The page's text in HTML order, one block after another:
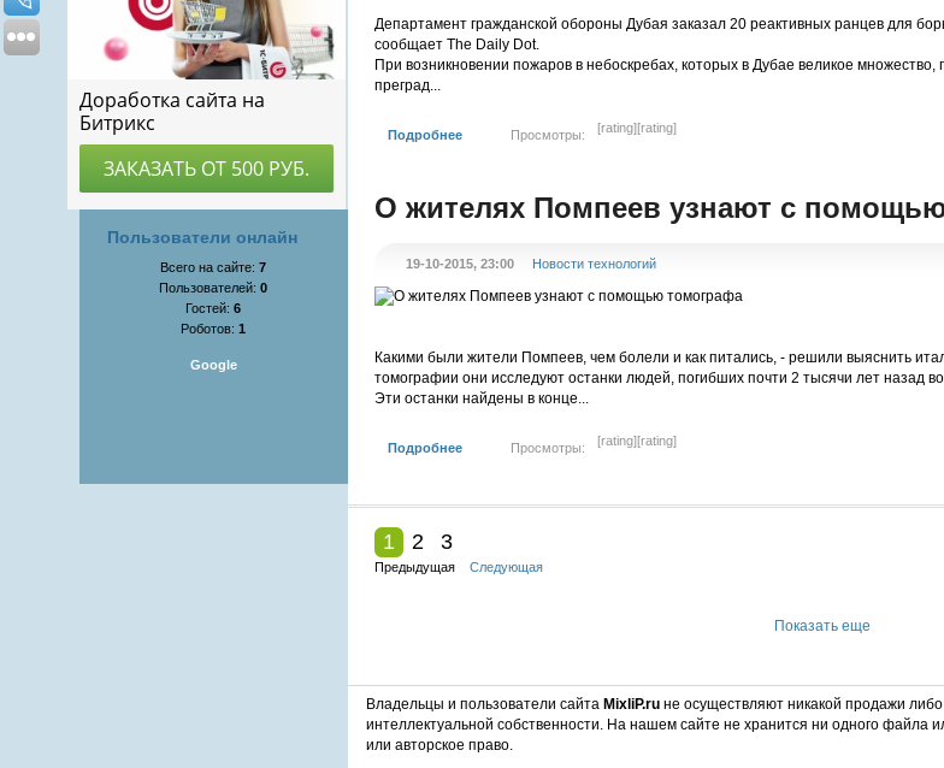
Департамент гражданской обороны Дубая заказал 20 реактивных ранцев для
сообщает The Daily Dot.
При возникновении пожаров в небоскребах, которых в Дубае великое
преград...
[rating][rating]
Подробнее Просмотры:
О жителях Помпеев узнают с
19-10-2015, 23:00 Новости технологий
Какими были жители Помпеев, чем болели и как питались, - решили выяснить
томографии они исследуют останки людей, погибших почти 2 тысячи лет назад
Эти останки найдены в конце...
[rating][rating]
Подробнее Просмотры:
1 2 3
Предыдущая Следующая
Показать еще
Владельцы и пользователи сайта MixliP.ruне осуществляют никакой продажи
интеллектуальной собственности. На нашем сайте не хранится ни одного файла
или авторское право.
Пользователи онлайн
Всего на сайте:7
Пользователей:0
Гостей:6
Роботов:1
Google